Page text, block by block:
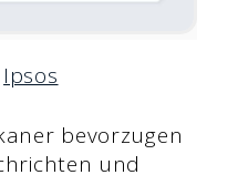
Ipsos
bevorzugen
und